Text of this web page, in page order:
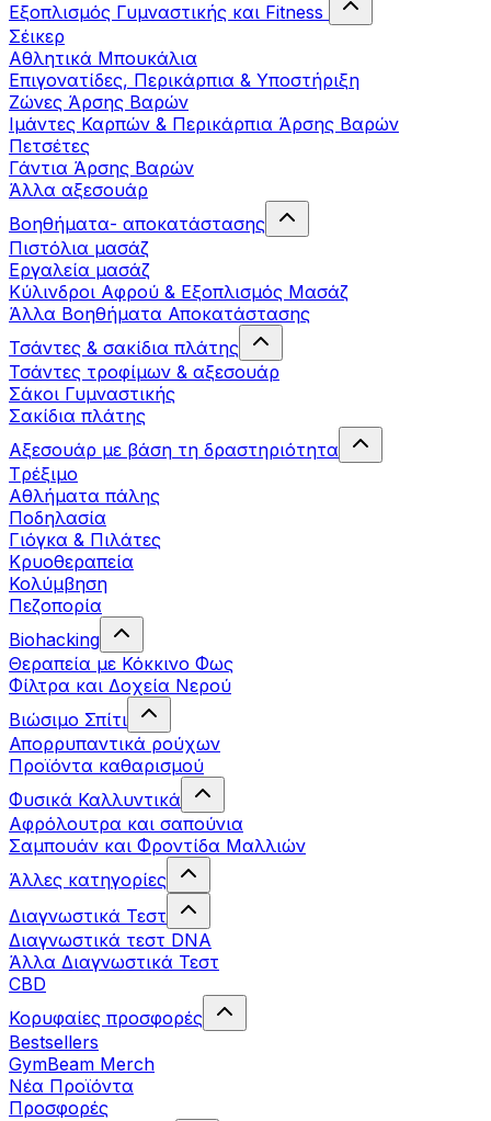
Εξοπλισμός Γυμναστικής και Fitness
Σέικερ
Αθλητικά Μπουκάλια
Επιγονατίδες, Περικάρπια & Υποστήριξη
Ζώνες Άρσης Βαρών
Ιμάντες Καρπών & Περικάρπια Άρσης Βαρών
Πετσέτες
Γάντια Άρσης Βαρών
Άλλα αξεσουάρ
Βοηθήματα- αποκατάστασης
Πιστόλια μασάζ
Εργαλεία μασάζ
Κύλινδροι Αφρού & Εξοπλισμός Μασάζ
Άλλα Βοηθήματα Αποκατάστασης
Τσάντες & σακίδια πλάτης
Τσάντες τροφίμων & αξεσουάρ
Σάκοι Γυμναστικής
Σακίδια πλάτης
Αξεσουάρ με βάση τη δραστηριότητα
Tρέξιμο
Αθλήματα πάλης
Ποδηλασία
Γιόγκα & Πιλάτες
Κρυοθεραπεία
Κολύμβηση
Πεζοπορία
Biohacking
Θεραπεία με Κόκκινο Φως
Φίλτρα και Δοχεία Νερού
Βιώσιμο Σπίτι
Απορρυπαντικά ρούχων
Προϊόντα καθαρισμού
Φυσικά Καλλυντικά
Αφρόλουτρα και σαπούνια
Σαμπουάν και Φροντίδα Μαλλιών
Άλλες κατηγορίες
Διαγνωστικά Τεστ
Διαγνωστικά τεστ DNA
Άλλα Διαγνωστικά Τεστ
CBD
Κορυφαίες προσφορές
Bestsellers
GymBeam Merch
Νέα Προϊόντα
Προσφορές